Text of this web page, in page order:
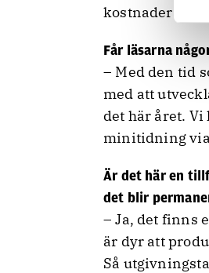
kostnader för
Får läsarna
– Med den tid
med att
det här året.
minitidning via
Är det här en
det blir
– Ja, det finns
är dyr att
Så